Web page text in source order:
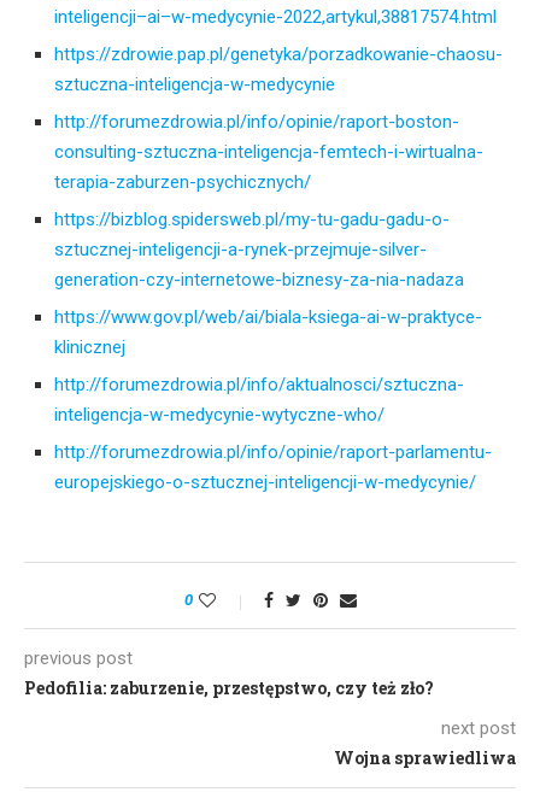
inteligencji–ai–w-medycynie-2022,artykul,38817574.html
https://zdrowie.pap.pl/genetyka/porzadkowanie-chaosu-
sztuczna-inteligencja-w-medycynie
http://forumezdrowia.pl/info/opinie/raport-boston-
consulting-sztuczna-inteligencja-femtech-i-wirtualna-
terapia-zaburzen-psychicznych/
https://bizblog.spidersweb.pl/my-tu-gadu-gadu-o-
sztucznej-inteligencji-a-rynek-przejmuje-silver-
generation-czy-internetowe-biznesy-za-nia-nadaza
https://www.gov.pl/web/ai/biala-ksiega-ai-w-praktyce-
klinicznej
http://forumezdrowia.pl/info/aktualnosci/sztuczna-
inteligencja-w-medycynie-wytyczne-who/
http://forumezdrowia.pl/info/opinie/raport-parlamentu-
europejskiego-o-sztucznej-inteligencji-w-medycynie/
0
previous post
Pedofilia: zaburzenie, przestępstwo, czy też zło?
next post
Wojna sprawiedliwa